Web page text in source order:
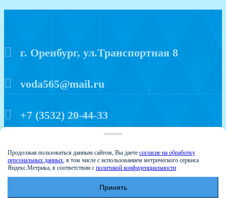
г. Оренбург, ул.Транспортная 8
voda565@mail.ru
+7 (3532) 20-44-33
Продолжая пользоваться данным сайтом, Вы даете согласие на обработку
персональных данных, в том числе с использованием метрического сервиса
Яндекс.Метрика, в соответствии с политикой конфиденциальности
Принять